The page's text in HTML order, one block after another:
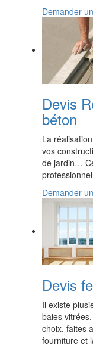
Demander
Devis
béton
La
vos
de jardin…
Demander
Devis
Il existe
baies
choix, faites
fourniture et